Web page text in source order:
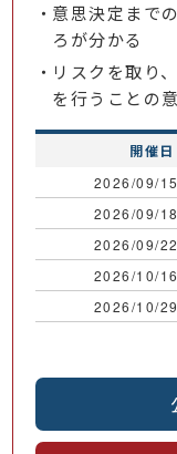
意思決定まで
ろが分かる
リスクを取り
を行うことの
開催日
2026/09/15
2026/09/18
2026/09/22
2026/10/16
2026/10/29